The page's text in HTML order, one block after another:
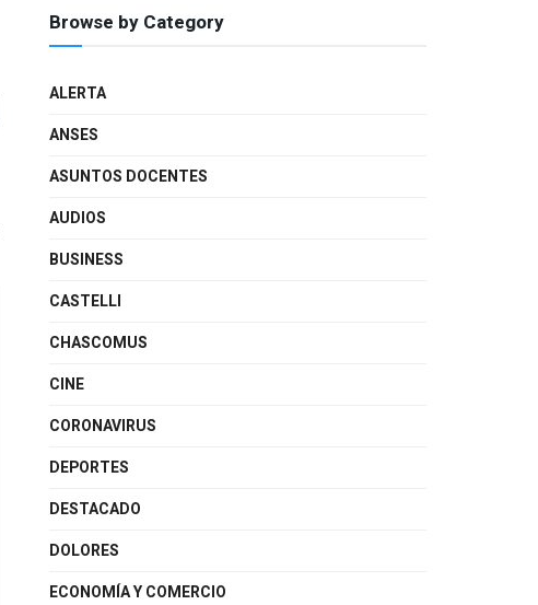
Browse by Category
ALERTA
ANSES
ASUNTOS DOCENTES
AUDIOS
BUSINESS
CASTELLI
CHASCOMUS
CINE
CORONAVIRUS
DEPORTES
DESTACADO
DOLORES
ECONOMÍA Y COMERCIO